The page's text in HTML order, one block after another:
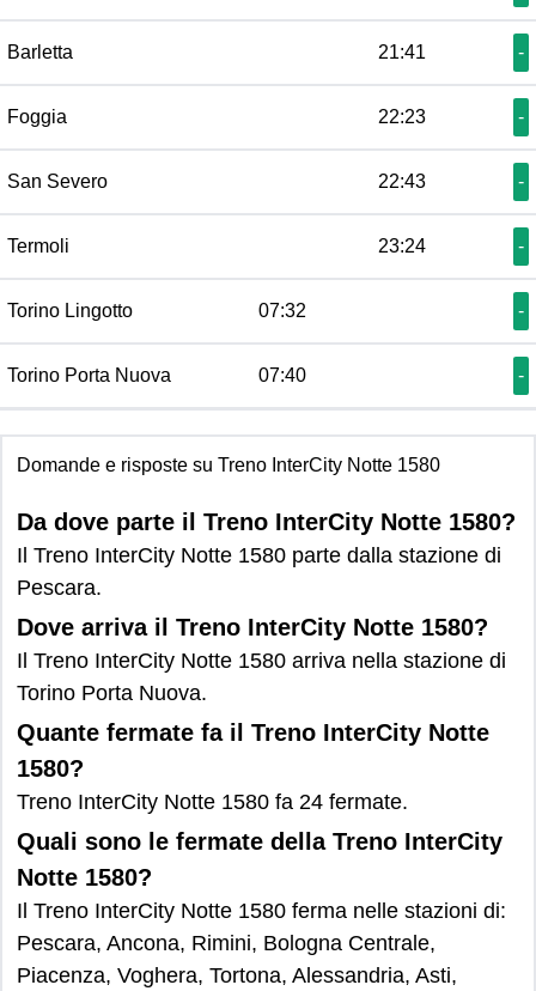
Barletta 21:41 -
Foggia 22:23 -
San Severo 22:43 -
Termoli 23:24 -
Torino Lingotto 07:32 -
Torino Porta Nuova 07:40 -
Domande e risposte su Treno InterCity Notte 1580
Da dove parte il Treno InterCity Notte 1580?
Il Treno InterCity Notte 1580 parte dalla stazione di
Pescara.
Dove arriva il Treno InterCity Notte 1580?
Il Treno InterCity Notte 1580 arriva nella stazione di
Torino Porta Nuova.
Quante fermate fa il Treno InterCity Notte
1580?
Treno InterCity Notte 1580 fa 24 fermate.
Quali sono le fermate della Treno InterCity
Notte 1580?
Il Treno InterCity Notte 1580 ferma nelle stazioni di:
Pescara, Ancona, Rimini, Bologna Centrale,
Piacenza, Voghera, Tortona, Alessandria, Asti,